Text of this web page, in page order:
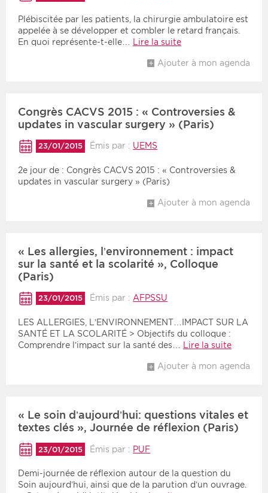
Plébiscitée par les patients, la chirurgie ambulatoire est
appelée à se développer et combler le retard français.
En quoi représente-t-elle… Lire la suite
Ajouter à mon agenda
Congrès CACVS 2015 : « Controversies &
updates in vascular surgery » (Paris)
23/01/2015 Émis par : UEMS
2e jour de : Congrès CACVS 2015 : « Controversies &
updates in vascular surgery » (Paris)
Ajouter à mon agenda
« Les allergies, l’environnement : impact
sur la santé et la scolarité », Colloque
(Paris)
23/01/2015 Émis par :AFPSSU
LES ALLERGIES, L’ENVIRONNEMENT…IMPACT SUR LA
SANTÉ ET LA SCOLARITÉ > Objectifs du colloque :
Comprendre l’impact sur la santé des…
Lire la suite
Ajouter à mon agenda
« Le soin d’aujourd’hui: questions vitales et
textes clés », Journée de réflexion (Paris)
23/01/2015 Émis par : PUF
Demi-journée de réflexion autour de la question du
Soin aujourd’hui, ainsi que de la parution d’un ouvrage.